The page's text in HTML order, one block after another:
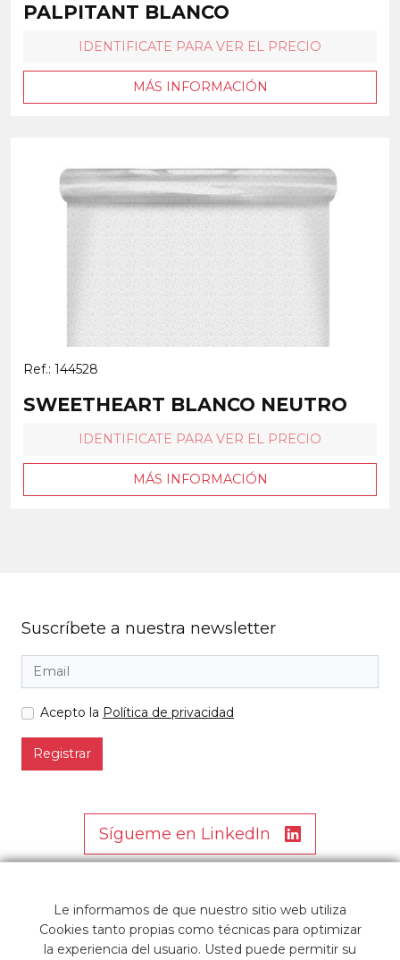
PALPITANT BLANCO
IDENTIFICATE PARA VER EL PRECIO
MÁS INFORMACIÓN
Ref.: 144528
SWEETHEART BLANCO NEUTRO
IDENTIFICATE PARA VER EL PRECIO
MÁS INFORMACIÓN
Suscríbete a nuestra newsletter
Acepto la Política de privacidad
Registrar
Sígueme en LinkedIn
Le informamos de que nuestro sitio web utiliza
Cookies tanto propias como técnicas para optimizar
la experiencia del usuario. Usted puede permitir su